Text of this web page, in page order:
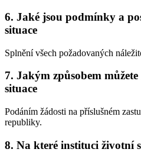
6. Jaké jsou podmínky a
situace
Splnění všech požadovaných
7. Jakým způsobem
situace
Podáním žádosti na příslušném
republiky.
8. Na které instituci životní